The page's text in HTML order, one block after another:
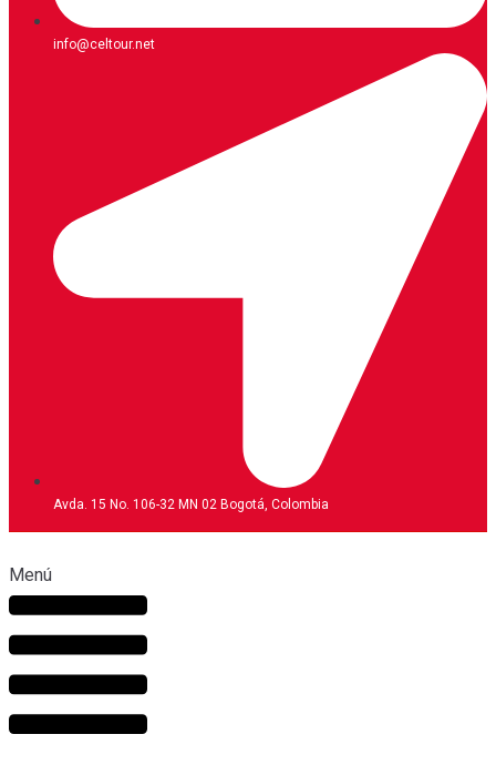
info@celtour.net
Avda. 15 No. 106-32 MN 02 Bogotá, Colombia
Menú